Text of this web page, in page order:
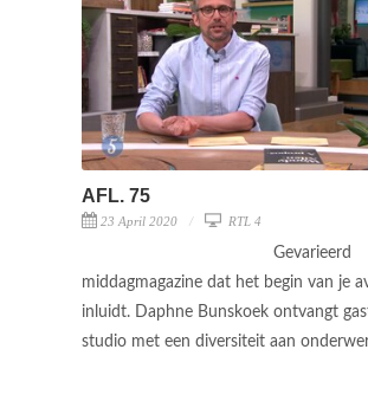
AFL. 75
23 April 2020 RTL 4
Gevarieerd
middagmagazine dat het begin van je
inluidt. Daphne Bunskoek ontvangt
studio met een diversiteit aan